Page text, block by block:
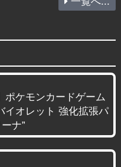
ポケモンカードゲーム
イオレット 強化拡張パ
ナ”